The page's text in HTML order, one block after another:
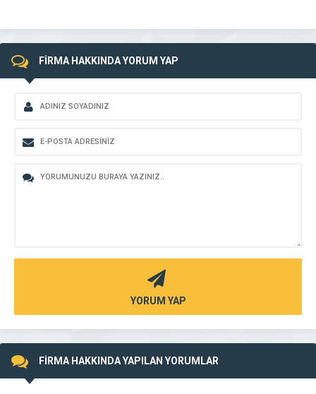
FİRMA HAKKINDA YORUM YAP
YORUM YAP
FİRMA HAKKINDA YAPILAN YORUMLAR